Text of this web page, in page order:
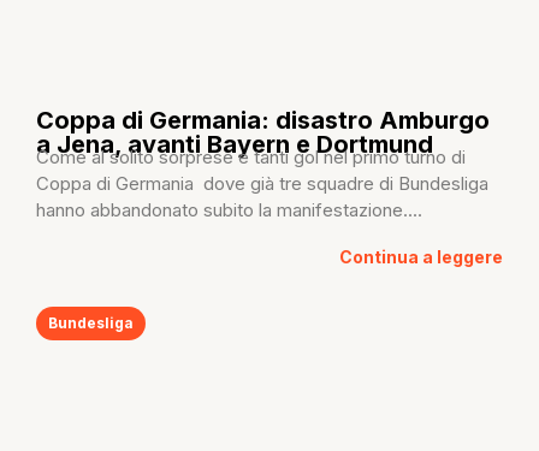
Coppa di Germania: disastro Amburgo
a Jena, avanti Bayern e Dortmund
Come al solito sorprese e tanti gol nel primo turno di
Coppa di Germania dove già tre squadre di Bundesliga
hanno abbandonato subito la manifestazione....
Continua a leggere
Bundesliga